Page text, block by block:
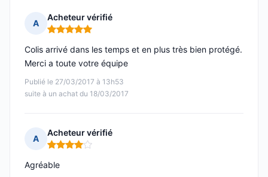
A
Acheteur vérifié
Note : 5 sur 5
Publié le 27/03/2017 à 13h53
suite à un achat du 18/03/2017
Colis arrivé dans les temps et en plus très bien protégé.
Merci a toute votre équipe
A
Acheteur vérifié
Note : 4 sur 5
Agréable